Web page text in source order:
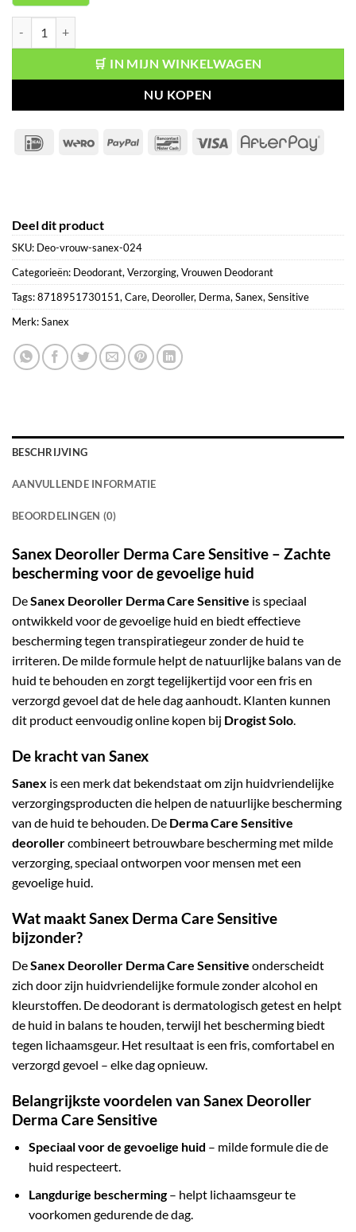
🛒 IN MIJN WINKELWAGEN
NU KOPEN
IDeal Wero PayPal Bancontact
Visa
Deel dit product
SKU: Deo-vrouw-sanex-024
Categorieën: Deodorant,Verzorging,Vrouwen Deodorant
Tags:8718951730151,Care, Deoroller, Derma,Sanex,Sensitive
Merk:Sanex
BESCHRIJVING
AANVULLENDE INFORMATIE
BEOORDELINGEN (0)
Sanex Deoroller Derma Care Sensitive – Zachte
bescherming voor de gevoelige huid
DeSanex Deoroller Derma Care Sensitive is speciaal
ontwikkeld voor de gevoelige huid en biedt effectieve
bescherming tegen transpiratiegeur zonder de huid te
irriteren. De milde formule helpt de natuurlijke balans van de
huid te behouden en zorgt tegelijkertijd voor een fris en
verzorgd gevoel dat de hele dag aanhoudt. Klanten kunnen
dit product eenvoudig online kopen bij Drogist Solo.
De kracht van Sanex
Sanex is een merk dat bekendstaat om zijn huidvriendelijke
verzorgingsproducten die helpen de natuurlijke bescherming
van de huid te behouden. De Derma Care Sensitive
deorollercombineert betrouwbare bescherming met milde
verzorging, speciaal ontworpen voor mensen met een
gevoelige huid.
Wat maakt Sanex Derma Care Sensitive
bijzonder?
DeSanex Deoroller Derma Care Sensitive onderscheidt
zich door zijn huidvriendelijke formule zonder alcohol en
kleurstoffen. De deodorant is dermatologisch getest en helpt
de huid in balans te houden, terwijl het bescherming biedt
tegen lichaamsgeur. Het resultaat is een fris, comfortabel en
verzorgd gevoel – elke dag opnieuw.
Belangrijkste voordelen van Sanex Deoroller
Derma Care Sensitive
Speciaal voor de gevoelige huid – milde formule die de
huid respecteert.
Langdurige bescherming– helpt lichaamsgeur te
voorkomen gedurende de dag.